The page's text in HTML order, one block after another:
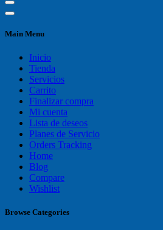
Main Menu
Inicio
Tienda
Servicios
Carrito
Finalizar compra
Mi cuenta
Lista de deseos
Planes de Servicio
Orders Tracking
Home
Blog
Compare
Wishlist
Browse Categories